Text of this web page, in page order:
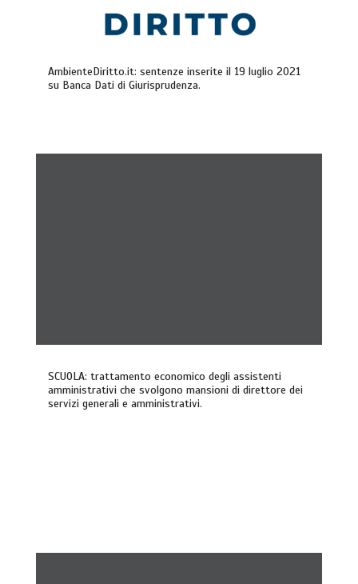
AmbienteDiritto.it: sentenze inserite il 19 luglio 2021
su Banca Dati di Giurisprudenza.
SCUOLA: trattamento economico degli assistenti
amministrativi che svolgono mansioni di direttore dei
servizi generali e amministrativi.